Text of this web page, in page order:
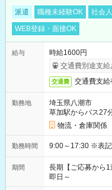
派遣 職種未経験OK 社会
WEB登録・面接OK
給与
時給1600円
交通費別途支給
交通費 交通費支給
勤務地
埼玉県八潮市
草加駅からバス27
物流・倉庫関係
勤務時間 9:00～
期間
長期【ご応募から1
即日～